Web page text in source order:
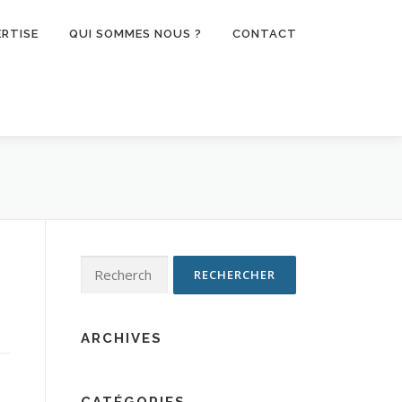
QUI SOMMES NOUS ? CONTACT
ARCHIVES